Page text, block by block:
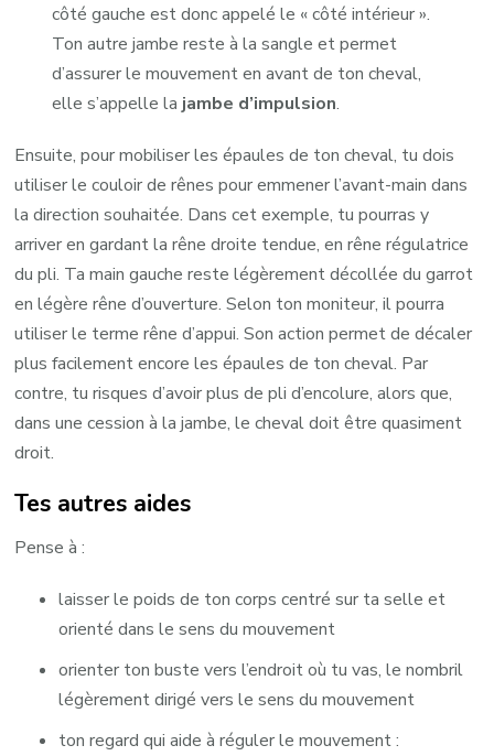
côté gauche est donc appelé le « côté intérieur ».
Ton autre jambe reste à la sangle et permet
d’assurer le mouvement en avant de ton cheval,
elle s’appelle la jambe d’impulsion.
Ensuite, pour mobiliser les épaules de ton cheval, tu dois
utiliser le couloir de rênes pour emmener l’avant-main dans
la direction souhaitée. Dans cet exemple, tu pourras y
arriver en gardant la rêne droite tendue, en rêne régulatrice
du pli. Ta main gauche reste légèrement décollée du garrot
en légère rêne d’ouverture. Selon ton moniteur, il pourra
utiliser le terme rêne d’appui. Son action permet de décaler
plus facilement encore les épaules de ton cheval. Par
contre, tu risques d’avoir plus de pli d’encolure, alors que,
dans une cession à la jambe, le cheval doit être quasiment
droit.
Tes autres aides
Pense à :
laisser le poids de ton corps centré sur ta selle et
orienté dans le sens du mouvement
orienter ton buste vers l’endroit où tu vas, le nombril
légèrement dirigé vers le sens du mouvement
ton regard qui aide à réguler le mouvement :